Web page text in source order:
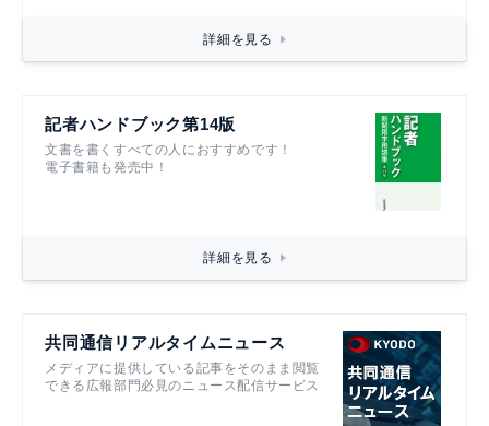
詳細を見る
記者ハンドブック第14版
文書を書くすべての人におすすめです！
電子書籍も発売中！
詳細を見る
共同通信リアルタイムニュース
メディアに提供している記事をそのまま閲覧
できる広報部門必見のニュース配信サービス